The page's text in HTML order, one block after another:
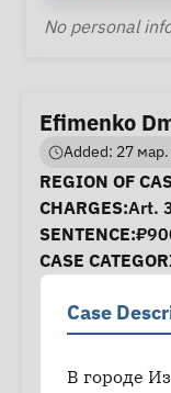
Personal
No personal
Efimenko
Added: 27 мар.
Case
REGION OF
CHARGES:Art.
SENTENCE:
CASE
Case
В городе